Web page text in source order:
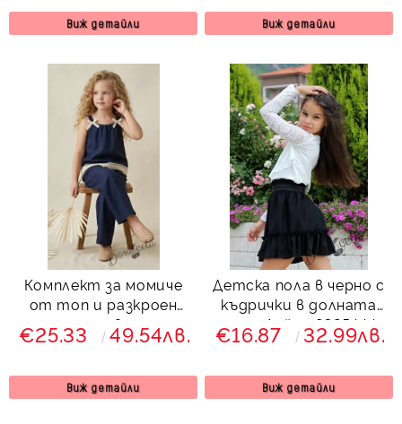
Виж детайли Виж детайли
Комплект за момиче
от топ и разкроен
панталон в синьо
€25.33 49.54лв.
Виж детайли
Детска пола в черно с
къдрички в долната
част Лейла 9325444
€16.87 32.99лв.
Виж детайли